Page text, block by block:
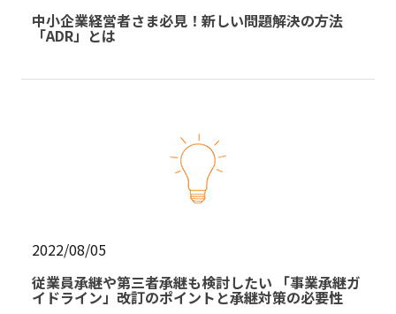
中小企業経営者さま必見！新しい問題解決の方法
「ADR」とは
2022/08/05
従業員承継や第三者承継も検討したい 「事業承継ガ
イドライン」改訂のポイントと承継対策の必要性